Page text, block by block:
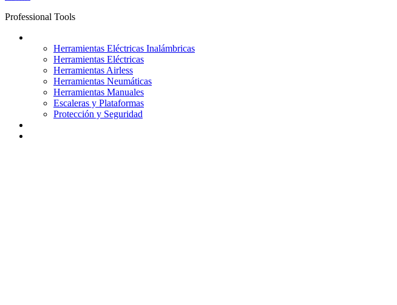
Professional Tools
Herramientas Eléctricas Inalámbricas
Herramientas Eléctricas
Herramientas Airless
Herramientas Neumáticas
Herramientas Manuales
Escaleras y Plataformas
Protección y Seguridad